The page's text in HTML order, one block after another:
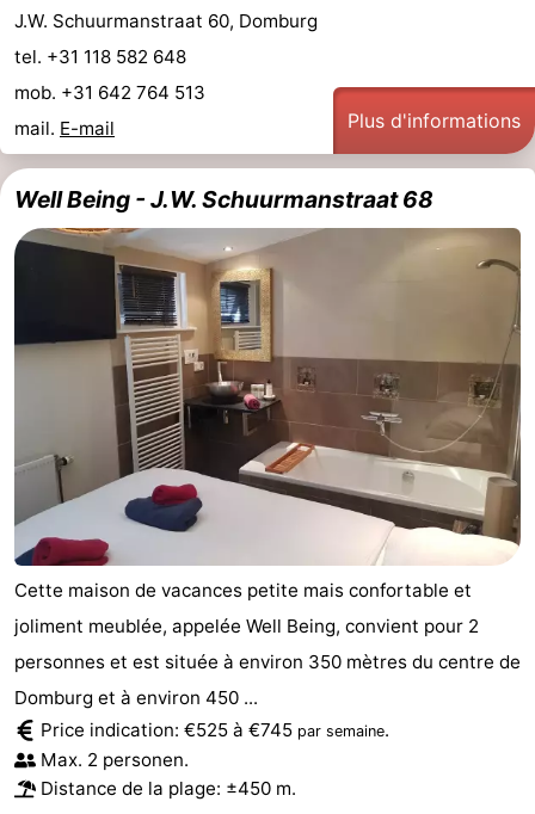
J.W. Schuurmanstraat 60, Domburg
tel. +31 118 582 648
mob. +31 642 764 513
mail. E-mail Plus d'informations
Well Being - J.W. Schuurmanstraat 68
Cette maison de vacances petite mais confortable et
joliment meublée, appelée Well Being, convient pour 2
personnes et est située à environ 350 mètres du centre de
Domburg et à environ 450 ...
Price indication: €525 à €745 par semaine.
Max. 2 personen.
Distance de la plage: ±450 m.